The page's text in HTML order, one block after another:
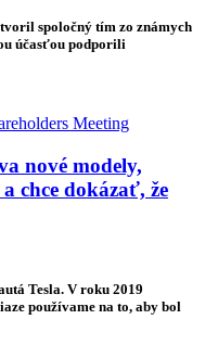
spoločný tím zo známych
účasťou podporili
nové modely,
chce dokázať, že
Tesla. V roku 2019
používame na to, aby bol